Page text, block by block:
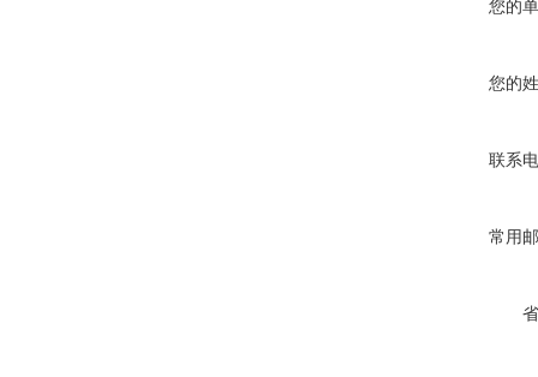
您的
您的
联系
常用